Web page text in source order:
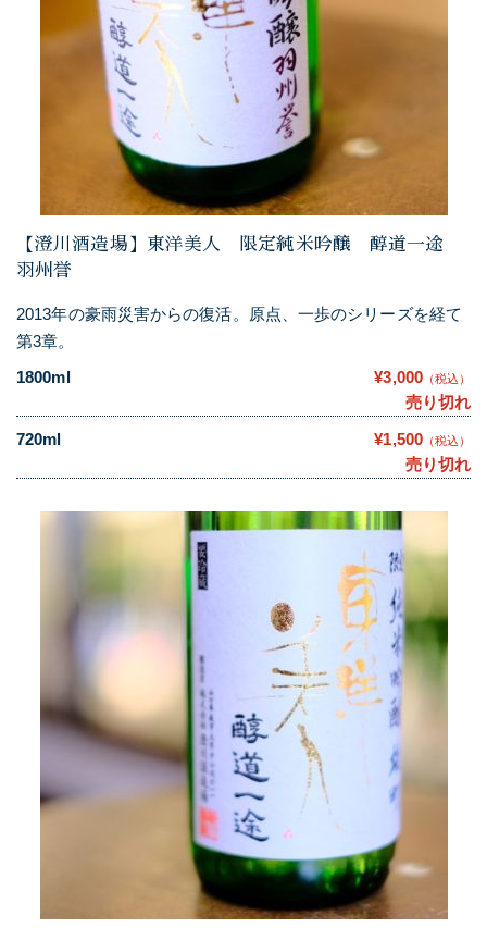
【澄川酒造場】東洋美人 限定純米吟醸 醇道一途
羽州誉
2013年の豪雨災害からの復活。原点、一歩のシリーズを経て
第3章。
1800ml
¥3,000 （税込）
売り切れ
720ml
¥1,500 （税込）
売り切れ